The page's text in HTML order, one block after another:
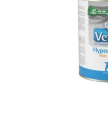
KRÁLÍCI/HLODAVCI/PTÁCI